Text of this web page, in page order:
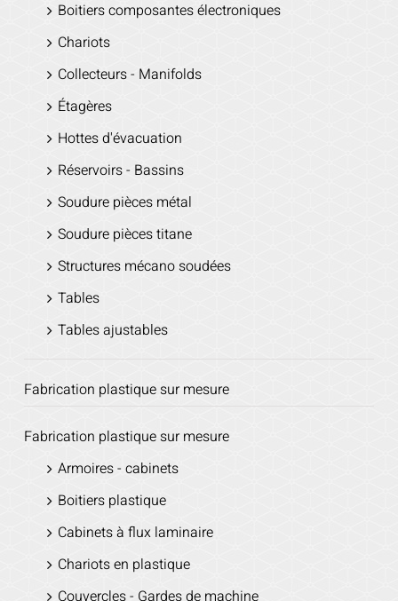
Boitiers composantes électroniques
Chariots
Collecteurs - Manifolds
Étagères
Hottes d'évacuation
Réservoirs - Bassins
Soudure pièces métal
Soudure pièces titane
Structures mécano soudées
Tables
Tables ajustables
Fabrication plastique sur mesure
Fabrication plastique sur mesure
Armoires - cabinets
Boitiers plastique
Cabinets à flux laminaire
Chariots en plastique
Couvercles - Gardes de machine